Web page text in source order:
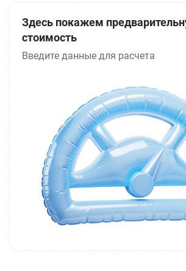
Здесь покажем
стоимость
Введите данные для расчета